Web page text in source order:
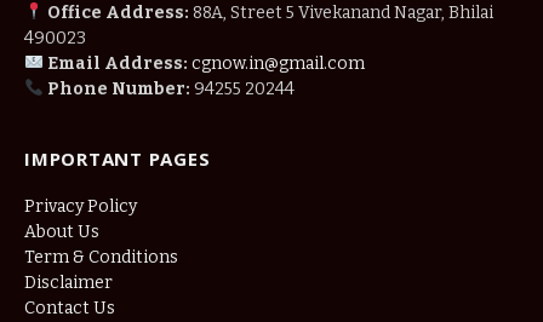
Office Address: 88A, Street 5 Vivekanand Nagar, Bhilai
490023
Email Address: cgnow.in@gmail.com
Phone Number: 94255 20244
IMPORTANT PAGES
Privacy Policy
About Us
Term & Conditions
Disclaimer
Contact Us